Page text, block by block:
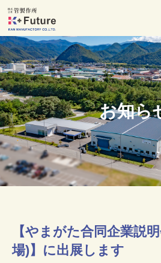
お知ら
【やまがた合同企業説
場)】に出展します